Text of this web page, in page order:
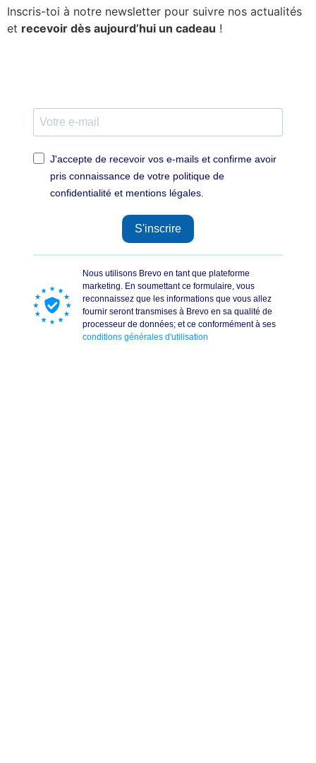
Inscris-toi à notre newsletter pour suivre nos actualités
et recevoir dès aujourd’hui un cadeau !
J'accepte de recevoir vos e-mails et confirme avoir
pris connaissance de votre politique de
confidentialité et mentions légales.
S'inscrire
Nous utilisons Brevo en tant que plateforme
marketing. En soumettant ce formulaire, vous
reconnaissez que les informations que vous allez
fournir seront transmises à Brevo en sa qualité de
processeur de données; et ce conformément à ses
conditions générales d'utilisation